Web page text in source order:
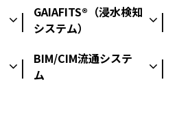
GAIAFITS®（浸水検知
システム）
BIM/CIM流通システ
ム